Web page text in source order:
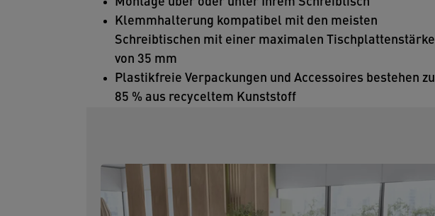
Klemmhalterung kompatibel mit den meisten
Schreibtischen mit einer maximalen Tischplattenstärke
von 35 mm
Plastikfreie Verpackungen und Accessoires bestehen zu
85 % aus recyceltem Kunststoff